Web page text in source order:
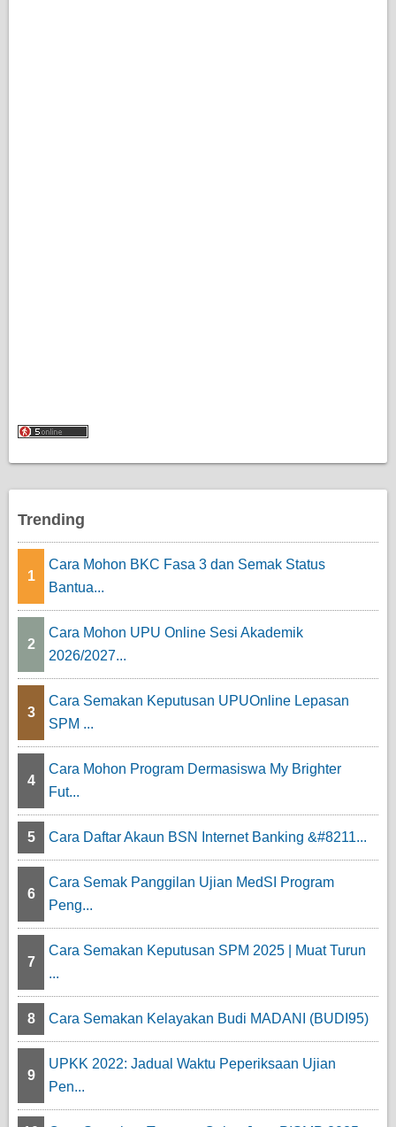
Trending
1
Cara Mohon BKC Fasa 3 dan Semak Status
Bantua...
2
Cara Mohon UPU Online Sesi Akademik
2026/2027...
3
Cara Semakan Keputusan UPUOnline Lepasan
SPM ...
4
Cara Mohon Program Dermasiswa My Brighter
Fut...
5 Cara Daftar Akaun BSN Internet Banking &#8211...
6
Cara Semak Panggilan Ujian MedSI Program
Peng...
7
Cara Semakan Keputusan SPM 2025 | Muat Turun
...
8 Cara Semakan Kelayakan Budi MADANI (BUDI95)
9
UPKK 2022: Jadual Waktu Peperiksaan Ujian
Pen...